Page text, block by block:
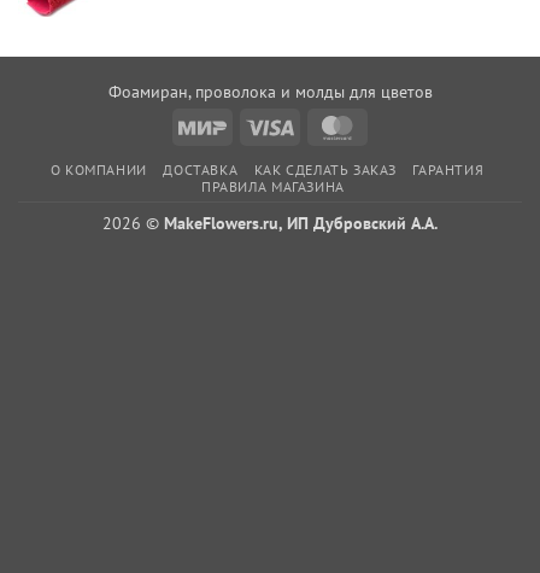
Фоамиран, проволока и молды для цветов
Mir
Visa
О КОМПАНИИ ДОСТАВКА КАК СДЕЛАТЬ ЗАКАЗ
ГАРАНТИЯ
ПРАВИЛА МАГАЗИНА
2026 © MakeFlowers.ru, ИП Дубровский А.А.